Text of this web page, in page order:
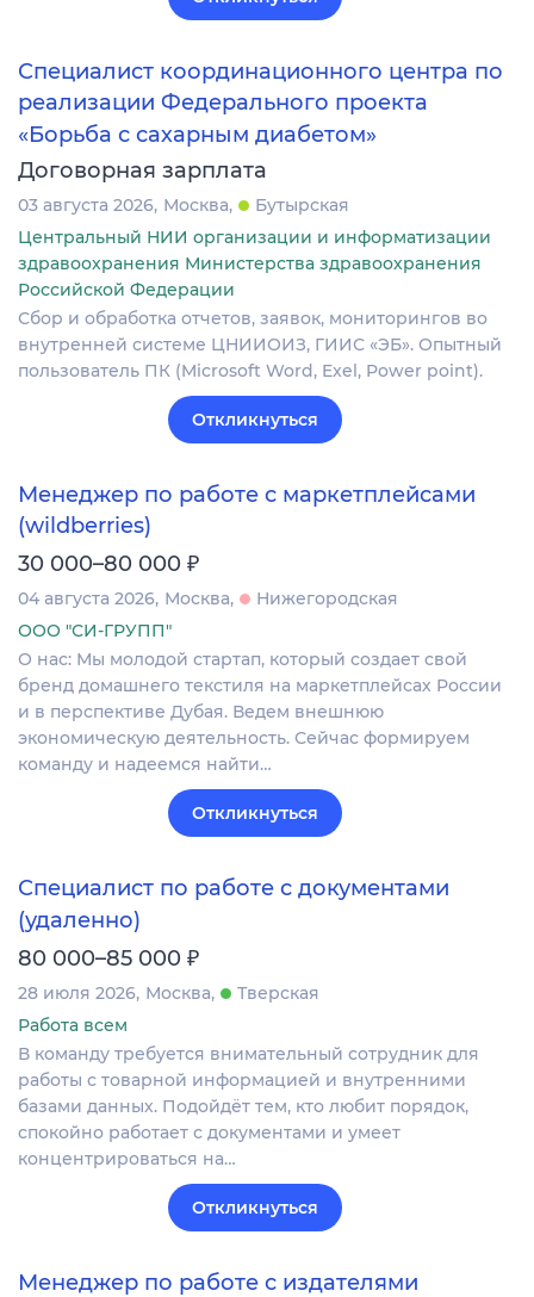
Специалист координационного центра по
реализации Федерального проекта
«Борьба с сахарным диабетом»
Договорная зарплата
03 августа 2026 Москва
Бутырская
Центральный НИИ организации и информатизации
здравоохранения Министерства здравоохранения
Российской Федерации
Сбор и обработка отчетов, заявок, мониторингов во
внутренней системе ЦНИИОИЗ, ГИИС «ЭБ». Опытный
пользователь ПК (Microsoft Word, Exel, Power point).
Откликнуться
Менеджер по работе с маркетплейсами
(wildberries)
30 000–80 000 ₽
04 августа 2026 Москва
Нижегородская
ООО "СИ-ГРУПП"
О нас: Мы молодой стартап, который создает свой
бренд домашнего текстиля на маркетплейсах России
и в перспективе Дубая. Ведем внешнюю
экономическую деятельность. Сейчас формируем
команду и надеемся найти…
Откликнуться
Специалист по работе с документами
(удаленно)
80 000–85 000 ₽
28 июля 2026 Москва
Тверская
Работа всем
В команду требуется внимательный сотрудник для
работы с товарной информацией и внутренними
базами данных. Подойдёт тем, кто любит порядок,
спокойно работает с документами и умеет
концентрироваться на…
Откликнуться
Менеджер по работе с издателями